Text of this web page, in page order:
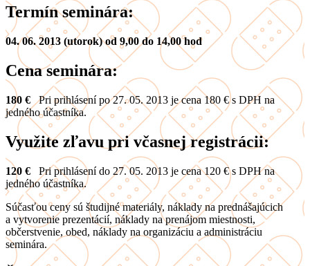
Termín seminára:
04. 06. 2013 (utorok) od 9,00 do 14,00 hod
Cena seminára:
180 €Pri prihlásení po 27. 05. 2013 je cena 180 € s DPH na
jedného účastníka.
Využite zľavu pri včasnej registrácii:
120 € Pri prihlásení do 27. 05. 2013 je cena 120 € s DPH na
jedného účastníka.
Súčasťou ceny sú študijné materiály, náklady na prednášajúcich
a vytvorenie prezentácií, náklady na prenájom miestnosti,
občerstvenie, obed, náklady na organizáciu a administráciu
seminára.